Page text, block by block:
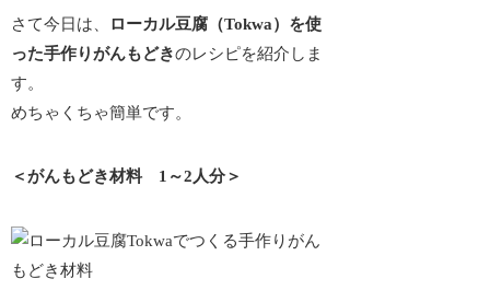
さて今日は、
ローカル豆腐（Tokwa）を使
った手作りがんもどきのレシピを紹介しま
す。
めちゃくちゃ簡単です。
＜がんもどき材料 1～2人分＞